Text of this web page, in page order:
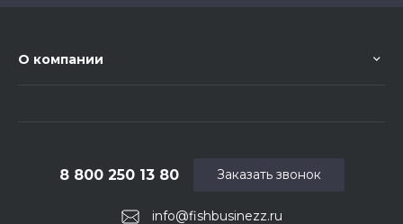
О компании
info@fishbusinezz.ru
8 800 250 13 80 Заказать звонок